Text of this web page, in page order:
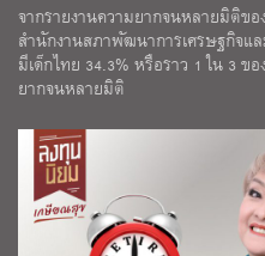
จากรายงานความยากจนหลายมิติขอ
สำนักงานสภาพัฒนาการเศรษฐกิจ
มีเด็กไทย 34.3% หรือราว 1 ใน 3 ข
ยากจนหลายมิติ